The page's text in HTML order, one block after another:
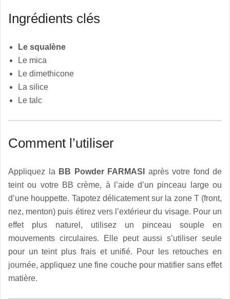
Ingrédients clés
Le squalène
Le mica
Le dimethicone
La silice
Le talc
Comment l’utiliser
Appliquez la BB Powder FARMASI
après votre fond de
teint ou votre BB crème, à l’aide d’un pinceau large ou
d’une houppette. Tapotez délicatement sur la zone T (front,
nez, menton) puis étirez vers l’extérieur du visage. Pour un
effet plus naturel, utilisez un pinceau souple en
mouvements circulaires. Elle peut aussi s’utiliser seule
pour un teint plus frais et unifié. Pour les retouches en
journée, appliquez une fine couche pour matifier sans effet
matière.